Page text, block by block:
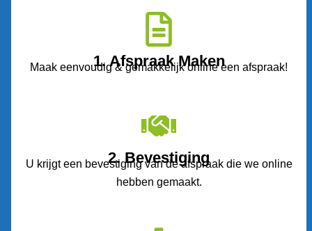
1. Afspraak Maken
Maak eenvoudig & gemakkelijk online een afspraak!
2. Bevestiging
U krijgt een bevestiging van de afspraak die we online
hebben gemaakt.